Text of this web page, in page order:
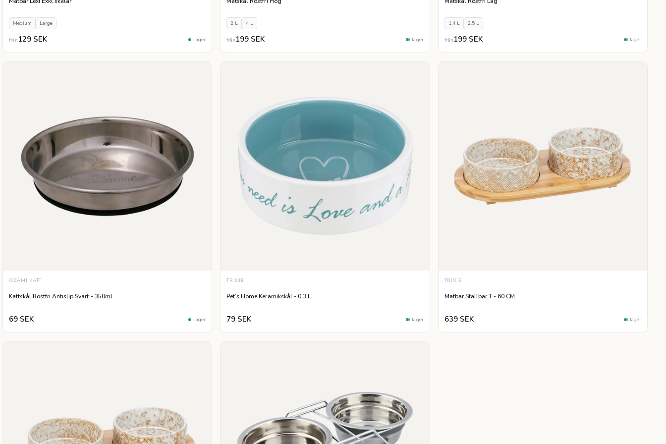
Medium Large
från 129 SEK I lager
2 L 4 L
från 199 SEK I lager
1.4 L 2.5 L
från 199 SEK I lager
OZAMI KATT
Kattskål Rostfri Antislip Svart - 350ml
69 SEK I lager
TRIXIE
Pet’s Home Keramikskål - 0.3 L
79 SEK I lager
TRIXIE
Matbar Ställbar T - 60 CM
639 SEK I lager